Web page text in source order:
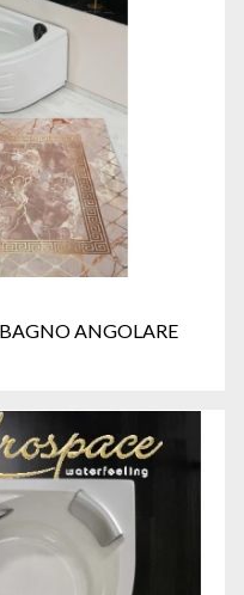
ANGOLARE